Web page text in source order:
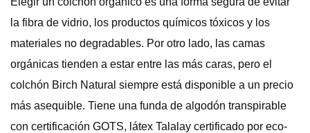
la fibra de vidrio, los productos químicos tóxicos y los
materiales no degradables. Por otro lado, las camas
orgánicas tienden a estar entre las más caras, pero el
colchón Birch Natural siempre está disponible a un precio
más asequible. Tiene una funda de algodón transpirable
con certificación GOTS, látex Talalay certificado por eco-